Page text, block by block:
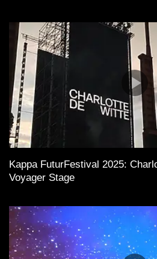
Kappa FuturFestival 2025:
Voyager Stage